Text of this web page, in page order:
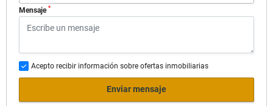
Mensaje *
Acepto recibir información sobre ofertas inmobiliarias
Enviar mensaje